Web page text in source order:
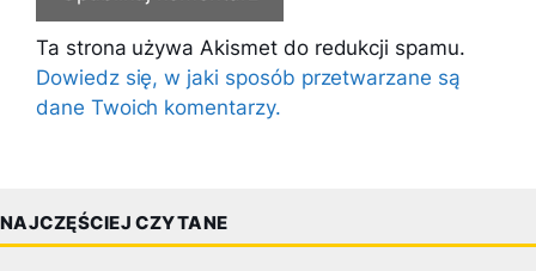
Ta strona używa Akismet do redukcji spamu.
Dowiedz się, w jaki sposób przetwarzane są
dane Twoich komentarzy.
NAJCZĘŚCIEJ CZYTANE